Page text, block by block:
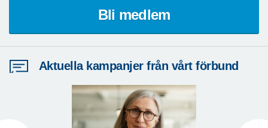
Bli medlem
Aktuella kampanjer från vårt förbund